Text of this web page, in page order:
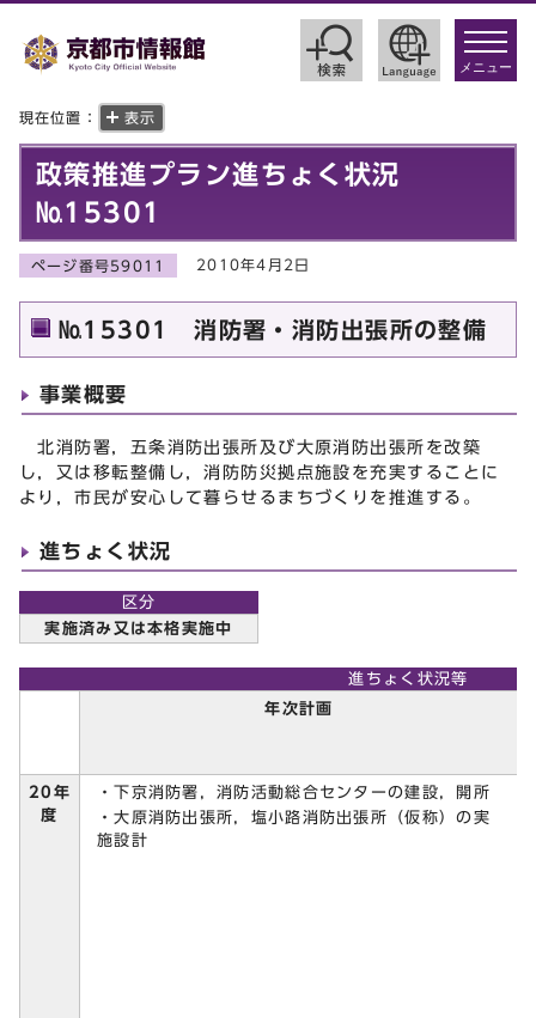
toggle
メニュー
現在位置： 表示
政策推進プラン進ちょく状況
№15301
ページ番号59011 2010年4月2日
№15301 消防署・消防出張所の整備
事業概要
北消防署，五条消防出張所及び大原消防出張所を改築
し，又は移転整備し，消防防災拠点施設を充実することに
より，市民が安心して暮らせるまちづくりを推進する。
進ちょく状況
区分
実施済み又は本格実施中
進ちょく状況等
年次計画
20年
度
・下京消防署，消防活動総合センターの建設，開所
・大原消防出張所，塩小路消防出張所（仮称）の実
施設計